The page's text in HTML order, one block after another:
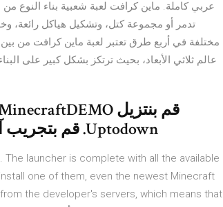
عربي كاملة. ماين كرافت لعبة شعبية بناء النوع
تدمر أو مجموعة كتل، وتشكيل هياكل رائعة،
مختلفة في أربع طرق تعتبر لعبة ماين كرافت من
عالم ثلاثي الأبعاد، بحيث ترتكز بشكل كبير على
Uptodown. قم بتجريب آخر إصدار من Minecraft2019 لـ Windows
The launcher is complete with all the available
one of them, even the newest Minecraft
the developer's servers, which means that